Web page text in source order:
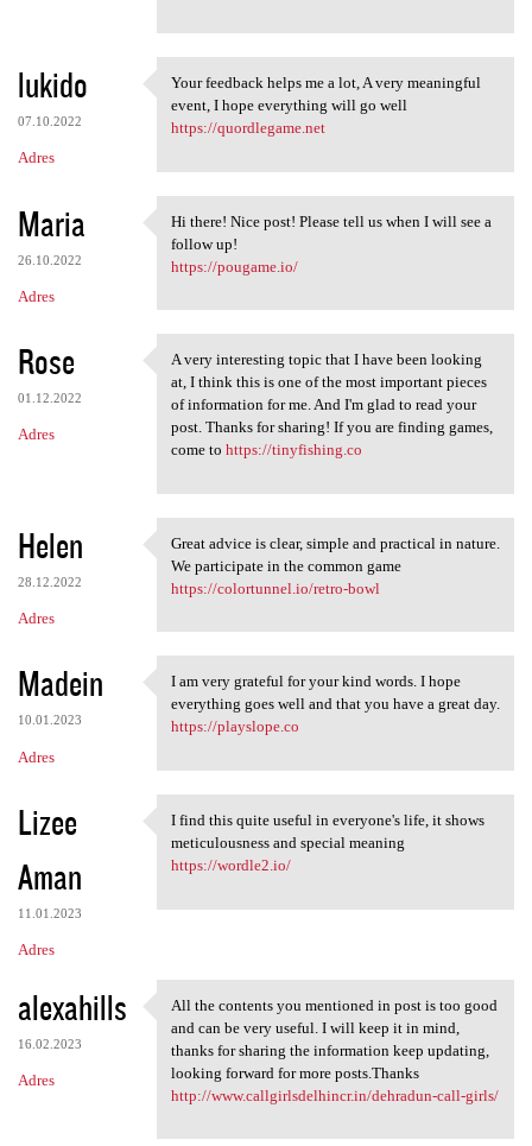
lukido
07.10.2022
Adres
Your feedback helps me a lot,
Your feedback helps me a lot, A very meaningful
event, I hope everything will go well
https://quordlegame.net
Maria
26.10.2022
Adres
Hi there! Nice post! Please
Hi there! Nice post! Please tell us when I will see a
follow up!
https://pougame.io/
Rose
01.12.2022
Adres
A very interesting topic that
A very interesting topic that I have been looking
at, I think this is one of the most important pieces
of information for me. And I'm glad to read your
post. Thanks for sharing! If you are finding games,
come to https://tinyfishing.co
Helen
28.12.2022
Adres
Great advice is clear, simple
Great advice is clear, simple and practical in nature.
We participate in the common game
https://colortunnel.io/retro-bowl
Madein
10.01.2023
Adres
I am very grateful for your
I am very grateful for your kind words. I hope
everything goes well and that you have a great day.
https://playslope.co
Lizee
Aman
11.01.2023
Adres
I find this quite useful in
I find this quite useful in everyone's life, it shows
meticulousness and special meaning
https://wordle2.io/
alexahills
16.02.2023
Adres
All the contents you
All the contents you mentioned in post is too good
and can be very useful. I will keep it in mind,
thanks for sharing the information keep updating,
looking forward for more posts.Thanks
http://www.callgirlsdelhincr.in/dehradun-call-girls/